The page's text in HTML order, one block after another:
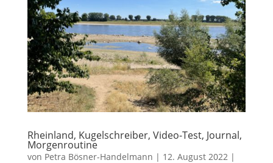
Rheinland, Kugelschreiber, Video-Test, Journal,
Morgenroutine
von Petra Bösner-Handelmann | 12. August 2022|